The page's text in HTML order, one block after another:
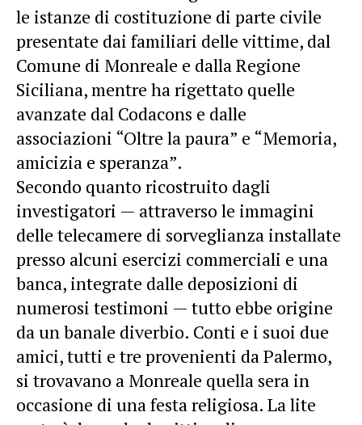
le istanze di costituzione di parte civile
presentate dai familiari delle vittime, dal
Comune di Monreale e dalla Regione
Siciliana, mentre ha rigettato quelle
avanzate dal Codacons e dalle
associazioni “Oltre la paura” e “Memoria,
amicizia e speranza”.
Secondo quanto ricostruito dagli
investigatori — attraverso le immagini
delle telecamere di sorveglianza installate
presso alcuni esercizi commerciali e una
banca, integrate dalle deposizioni di
numerosi testimoni — tutto ebbe origine
da un banale diverbio. Conti e i suoi due
amici, tutti e tre provenienti da Palermo,
si trovavano a Monreale quella sera in
occasione di una festa religiosa. La lite